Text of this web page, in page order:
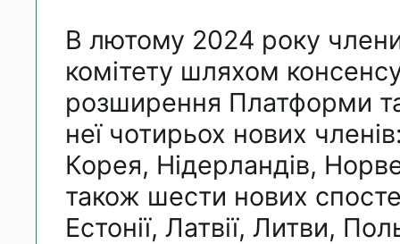
В лютому 2024 року
комітету шляхом
розширення Платформи
неї чотирьох нових
Корея, Нідерландів,
також шести нових
Естонії, Латвії, Литви,